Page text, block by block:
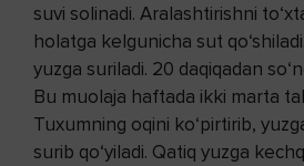
suvi solinadi. Aralashtirishni
holatga kelgunicha sut
yuzga suriladi. 20 daqiqadan
Bu muolaja haftada ikki marta
Tuxumning oqini ko‘pirtirib,
surib qo‘yiladi. Qatiq yuzga